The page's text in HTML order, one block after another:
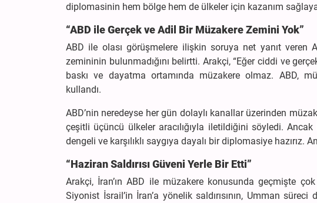
diplomasinin hem bölge hem de ülkeler için kazanım
“ABD ile Gerçek ve Adil Bir Müzakere Zemini Yok”
ABD ile olası görüşmelere ilişkin soruya net yanıt
zemininin bulunmadığını belirtti. Arakçi, “Eğer ciddi ve
baskı ve dayatma ortamında müzakere olmaz. ABD,
kullandı.
ABD’nin neredeyse her gün dolaylı kanallar üzerinden
çeşitli üçüncü ülkeler aracılığıyla iletildiğini söyledi.
dengeli ve karşılıklı saygıya dayalı bir diplomasiye
“Haziran Saldırısı Güveni Yerle Bir Etti”
Arakçi, İran’ın ABD ile müzakere konusunda geçmişte
Siyonist İsrail’in İran’a yönelik saldırısının, Umman